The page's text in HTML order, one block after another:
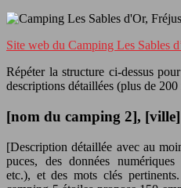
Site web du Camping Les Sables
Répéter la structure ci-dessus
descriptions détaillées (plus de
[nom du camping 2], [ville]
[Description détaillée avec au
puces, des données
etc.), et des mots clés